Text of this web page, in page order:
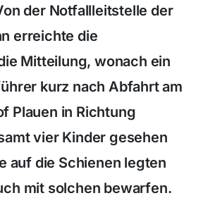
der Notfallleitstelle der
erreichte die
Mitteilung, wonach ein
kurz nach Abfahrt am
Plauen in Richtung
vier Kinder gesehen
auf die Schienen legten
mit solchen bewarfen.